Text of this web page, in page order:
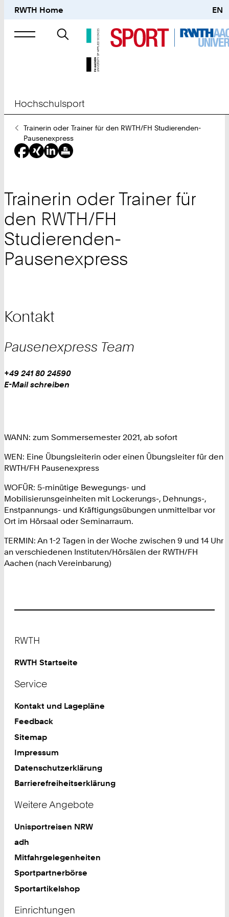
RWTH Home EN
Suche
nach
Hochschulsport
Sie
sind
hier:
Trainerin oder Trainer für den RWTH/FH Studierenden-
Pausenexpress
Trainerin oder Trainer für
den RWTH/FH
Studierenden-
Pausenexpress
Kontakt
Pausenexpress Team
Work
Telefon:
+
1
8
0
4
5
9
0
+49 241 80 24590
Work
E-Mail schreiben
WANN: zum Sommersemester 2021, ab sofort
WEN: Eine Übungsleiterin oder einen Übungsleiter für den
RWTH/FH Pausenexpress
WOFÜR: 5-minütige Bewegungs- und
Mobilisierunsgeinheiten mit Lockerungs-, Dehnungs-,
Enstpannungs- und Kräftigungsübungen unmittelbar vor
Ort im Hörsaal oder Seminarraum.
TERMIN: An 1-2 Tagen in der Woche zwischen 9 und 14 Uhr
an verschiedenen Instituten/Hörsälen der RWTH/FH
Aachen (nach Vereinbarung)
RWTH
RWTH Startseite
Service
Kontakt und Lagepläne
Feedback
Sitemap
Impressum
Datenschutzerklärung
Barrierefreiheitserklärung
Weitere Angebote
Unisportreisen NRW
adh
Mitfahrgelegenheiten
Sportpartnerbörse
Sportartikelshop
Einrichtungen